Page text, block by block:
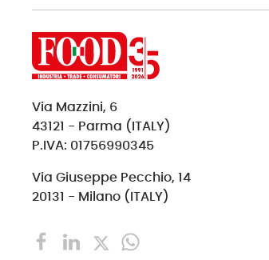
Via Mazzini, 6
43121 - Parma (ITALY)
P.IVA: 01756990345
Via Giuseppe Pecchio, 14
20131 - Milano (ITALY)